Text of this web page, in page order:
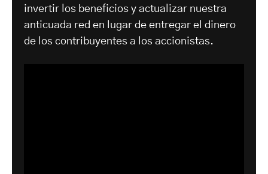
invertir los beneficios y actualizar nuestra
anticuada red en lugar de entregar el dinero
de los contribuyentes a los accionistas.